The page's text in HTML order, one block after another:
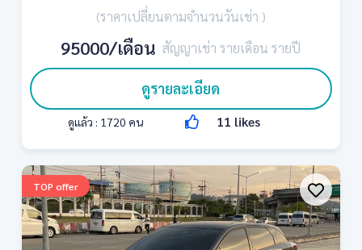
(ราคาเปลี่ยนตามจำนวนวันเช่า )
95000/เดือน สัญญาเช่า รายเดือน รายปี
ดูรายละเอียด
ดูแล้ว : 1720 คน 11 likes
TOP offer